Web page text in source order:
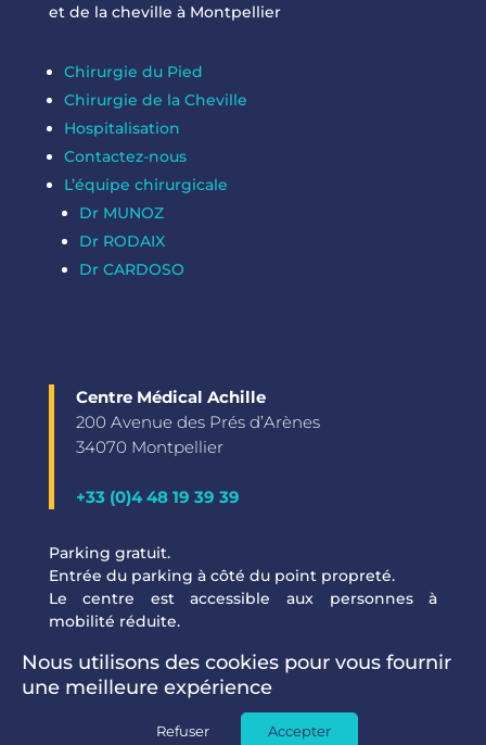
et de la cheville à Montpellier
Chirurgie du Pied
Chirurgie de la Cheville
Hospitalisation
Contactez-nous
L’équipe chirurgicale
Dr MUNOZ
Dr RODAIX
Dr CARDOSO
Centre Médical Achille
200 Avenue des Prés d’Arènes
34070 Montpellier
+33 (0)4 48 19 39 39
Parking gratuit.
Entrée du parking à côté du point propreté.
Le centre est accessible aux personnes à
mobilité réduite.
Osmova
Nous utilisons des cookies pour vous fournir
une meilleure expérience
Refuser Accepter